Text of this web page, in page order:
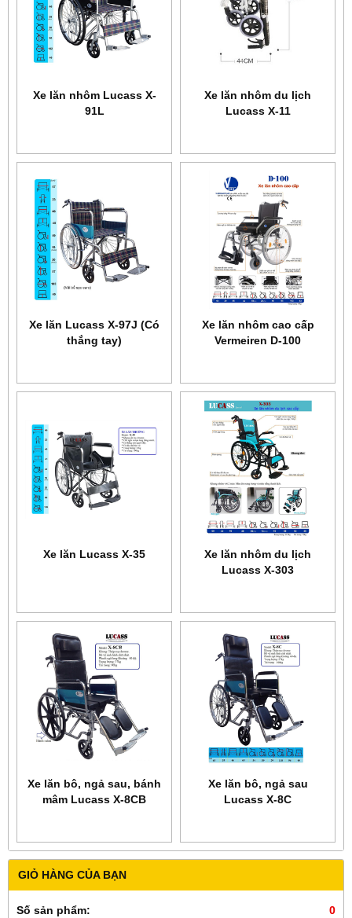
GIỎ HÀNG CỦA BẠN
Số sản phẩm:
0
Xe lăn nhôm Lucass X-
91L
Xe lăn nhôm du lịch
Lucass X-11
Xe lăn Lucass X-97J (Có
thắng tay)
Xe lăn nhôm cao cấp
Vermeiren D-100
Xe lăn Lucass X-35
Xe lăn nhôm du lịch
Lucass X-303
Xe lăn bô, ngả sau, bánh
mâm Lucass X-8CB
Xe lăn bô, ngả sau
Lucass X-8C